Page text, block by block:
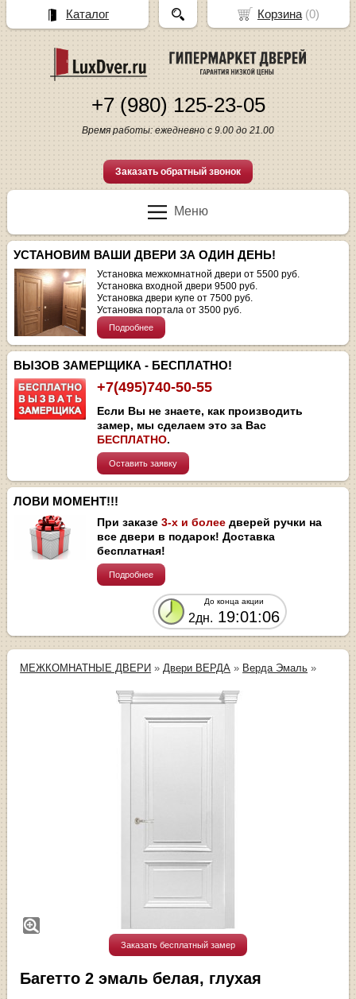
+7 (980) 125-23-05
Время работы: ежедневно с 9.00 до 21.00
Заказать обратный звонок
Меню
УСТАНОВИМ ВАШИ ДВЕРИ ЗА ОДИН ДЕНЬ!
Установка межкомнатной двери от 5500 руб.
Установка входной двери 9500 руб.
Установка двери купе от 7500 руб.
Установка портала от 3500 руб.
Подробнее
ВЫЗОВ ЗАМЕРЩИКА - БЕСПЛАТНО!
+7(495)740-50-55
Если Вы не знаете, как производить
замер, мы сделаем это за Вас
БЕСПЛАТНО.
Оставить заявку
ЛОВИ МОМЕНТ!!!
При заказе3-х и более дверей ручки на
все двери в подарок! Доставка
бесплатная!
Подробнее
До конца акции
2дн. 19:01:05
МЕЖКОМНАТНЫЕ ДВЕРИ » Двери ВЕРДА » Верда Эмаль »
Заказать бесплатный замер
Багетто 2 эмаль белая, глухая
Корзина(0)
Каталог